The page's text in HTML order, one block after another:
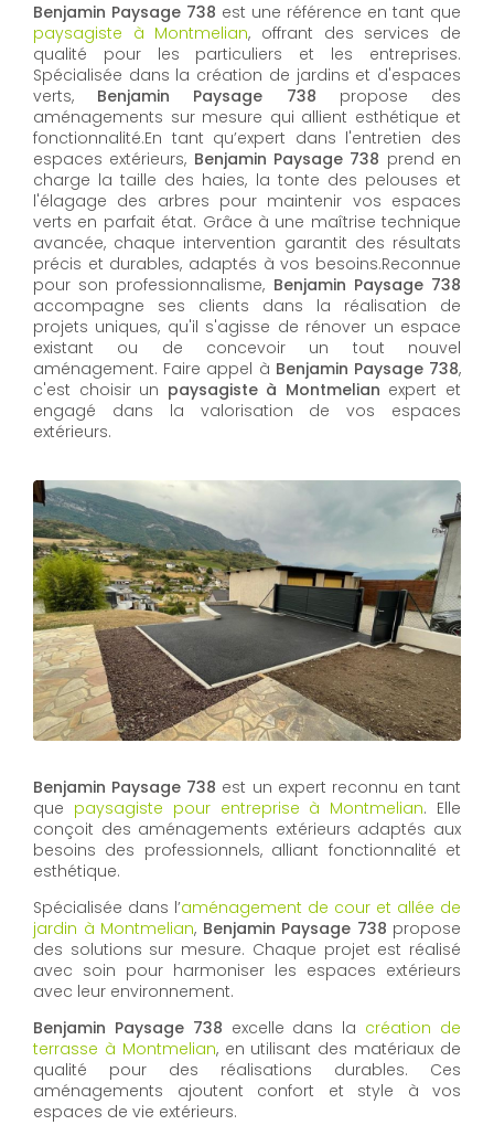
Benjamin Paysage 738 est une référence en tant que
paysagiste à Montmelian, offrant des services de
qualité pour les particuliers et les entreprises.
Spécialisée dans la création de jardins et d'espaces
verts, Benjamin Paysage 738 propose des
aménagements sur mesure qui allient esthétique et
fonctionnalité.En tant qu’expert dans l'entretien des
espaces extérieurs, Benjamin Paysage 738 prend en
charge la taille des haies, la tonte des pelouses et
l'élagage des arbres pour maintenir vos espaces
verts en parfait état. Grâce à une maîtrise technique
avancée, chaque intervention garantit des résultats
précis et durables, adaptés à vos besoins.Reconnue
pour son professionnalisme, Benjamin Paysage 738
accompagne ses clients dans la réalisation de
projets uniques, qu'il s'agisse de rénover un espace
existant ou de concevoir un tout nouvel
aménagement. Faire appel à Benjamin Paysage 738,
c'est choisir un paysagiste à Montmelian expert et
engagé dans la valorisation de vos espaces
extérieurs.
Benjamin Paysage 738 est un expert reconnu en tant
que paysagiste pour entreprise à Montmelian. Elle
conçoit des aménagements extérieurs adaptés aux
besoins des professionnels, alliant fonctionnalité et
esthétique.
Spécialisée dans l’aménagement de cour et allée de
jardin à Montmelian, Benjamin Paysage 738 propose
des solutions sur mesure. Chaque projet est réalisé
avec soin pour harmoniser les espaces extérieurs
avec leur environnement.
Benjamin Paysage 738 excelle dans la création de
terrasse à Montmelian, en utilisant des matériaux de
qualité pour des réalisations durables. Ces
aménagements ajoutent confort et style à vos
espaces de vie extérieurs.